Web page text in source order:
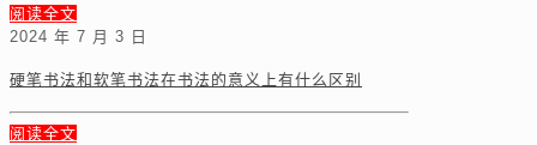
阅读全文
2024 年 7 月 3 日
硬笔书法和软笔书法在书法的意义上有什么区别
阅读全文